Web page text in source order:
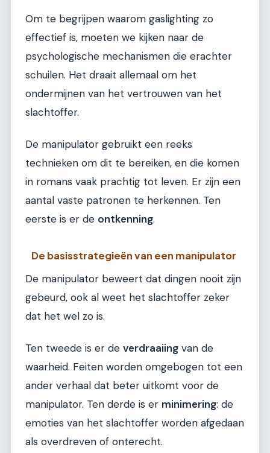
Om te begrijpen waarom gaslighting zo
effectief is, moeten we kijken naar de
psychologische mechanismen die erachter
schuilen. Het draait allemaal om het
ondermijnen van het vertrouwen van het
slachtoffer.
De manipulator gebruikt een reeks
technieken om dit te bereiken, en die komen
in romans vaak prachtig tot leven. Er zijn een
aantal vaste patronen te herkennen. Ten
eerste is er de ontkenning.
De basisstrategieën van een manipulator
De manipulator beweert dat dingen nooit zijn
gebeurd, ook al weet het slachtoffer zeker
dat het wel zo is.
Ten tweede is er de verdraaiing van de
waarheid. Feiten worden omgebogen tot een
ander verhaal dat beter uitkomt voor de
manipulator. Ten derde is er minimering: de
emoties van het slachtoffer worden afgedaan
als overdreven of onterecht.